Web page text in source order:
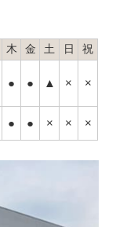
３ヶ月 女
月 男の
木 金 土 日
祝
● ● ▲ × ×
● ● × × ×